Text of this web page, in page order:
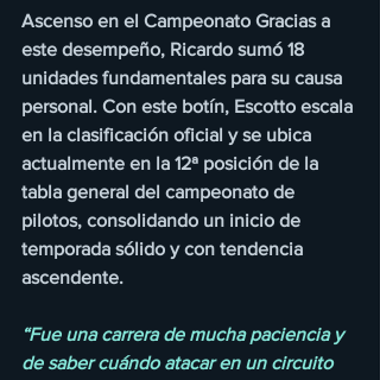
Ascenso en el Campeonato Gracias a
este desempeño, Ricardo sumó 18
unidades fundamentales para su causa
personal. Con este botín, Escotto escala
en la clasificación oficial y se ubica
actualmente en la 12ª posición de la
tabla general del campeonato de
pilotos, consolidando un inicio de
temporada sólido y con tendencia
ascendente.
“Fue una carrera de mucha paciencia y
de saber cuándo atacar en un circuito